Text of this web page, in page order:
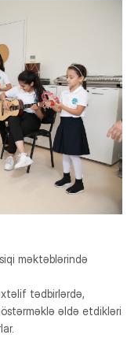
məktəblərində
tədbirlərdə,
əldə etdikləri